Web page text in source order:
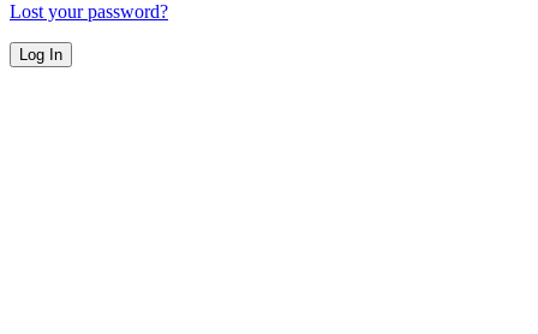
Lost your password?